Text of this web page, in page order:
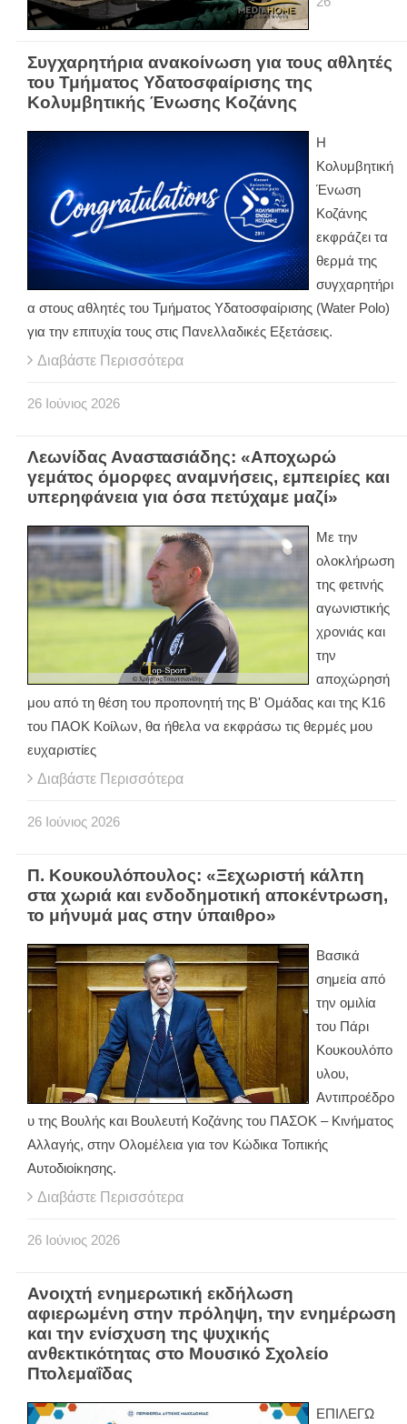
Συγχαρητήρια ανακοίνωση για τους αθλητές
του Τμήματος Υδατοσφαίρισης της
Κολυμβητικής Ένωσης Κοζάνης
Η
Κολυμβητική
Ένωση
Κοζάνης
εκφράζει τα
θερμά της
συγχαρητήρι
α στους αθλητές του Τμήματος Υδατοσφαίρισης (Water Polo)
για την επιτυχία τους στις Πανελλαδικές Εξετάσεις.
Διαβάστε Περισσότερα
26 Ιούνιος 2026
Λεωνίδας Αναστασιάδης: «Αποχωρώ
γεμάτος όμορφες αναμνήσεις, εμπειρίες και
υπερηφάνεια για όσα πετύχαμε μαζί»
Με την
ολοκλήρωση
της φετινής
αγωνιστικής
χρονιάς και
την
αποχώρησή
μου από τη θέση του προπονητή της Β' Ομάδας και της Κ16
του ΠΑΟΚ Κοίλων, θα ήθελα να εκφράσω τις θερμές μου
ευχαριστίες
Διαβάστε Περισσότερα
26 Ιούνιος 2026
Π. Κουκουλόπουλος: «Ξεχωριστή κάλπη
στα χωριά και ενδοδημοτική αποκέντρωση,
το μήνυμά μας στην ύπαιθρο»
Βασικά
σημεία από
την ομιλία
του Πάρι
Κουκουλόπο
υλου,
Αντιπροέδρο
υ της Βουλής και Βουλευτή Κοζάνης του ΠΑΣΟΚ – Κινήματος
Αλλαγής, στην Ολομέλεια για τον Κώδικα Τοπικής
Αυτοδιοίκησης.
Διαβάστε Περισσότερα
26 Ιούνιος 2026
Ανοιχτή ενημερωτική εκδήλωση
αφιερωμένη στην πρόληψη, την ενημέρωση
και την ενίσχυση της ψυχικής
ανθεκτικότητας στο Μουσικό Σχολείο
Πτολεμαΐδας
ΕΠΙΛΕΓΩ